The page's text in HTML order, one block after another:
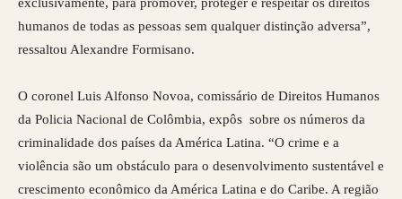
humanos de todas as pessoas sem qualquer distinção adversa”,
ressaltou Alexandre Formisano.
O coronel Luis Alfonso Novoa, comissário de Direitos Humanos
da Policia Nacional de Colômbia, expôs sobre os números da
criminalidade dos países da América Latina. “O crime e a
violência são um obstáculo para o desenvolvimento sustentável e
crescimento econômico da América Latina e do Caribe. A região